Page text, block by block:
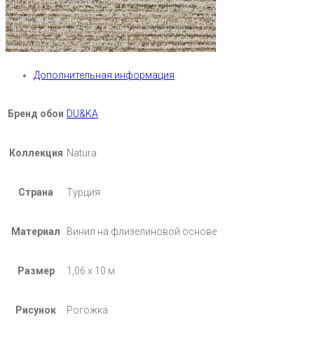
Дополнительная информация
Бренд обои DU&KA
Коллекция Natura
Страна Турция
Материал Винил на флизелиновой основе
Размер 1,06 х 10 м
Рисунок Рогожка